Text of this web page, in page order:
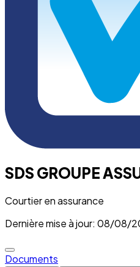
SDS GROUPE
Courtier en assurance
Dernière mise à jour: 08/08/
Documents